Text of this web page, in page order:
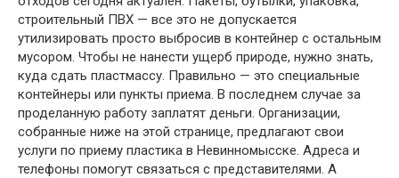
строительный ПВХ — все это не допускается
утилизировать просто выбросив в контейнер с остальным
мусором. Чтобы не нанести ущерб природе, нужно знать,
куда сдать пластмассу. Правильно — это специальные
контейнеры или пункты приема. В последнем случае за
проделанную работу заплатят деньги. Организации,
собранные ниже на этой странице, предлагают свои
услуги по приему пластика в Невинномысске. Адреса и
телефоны помогут связаться с представителями. А